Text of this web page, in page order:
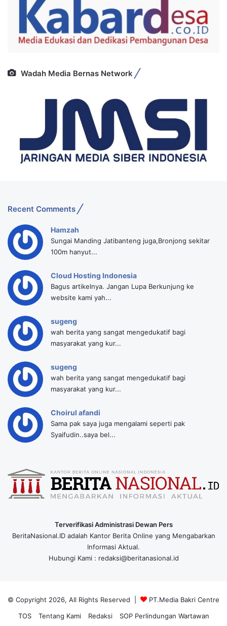
Wadah Media Bernas Network
Recent Comments
Hamzah
Sungai Manding Jatibanteng juga,Bronjong sekitar
100m hanyut...
Cloud Hosting Indonesia
Bagus artikelnya. Jangan Lupa Berkunjung ke
website kami yah...
sugeng
wah berita yang sangat mengedukatif bagi
masyarakat yang kur...
sugeng
wah berita yang sangat mengedukatif bagi
masyarakat yang kur...
Choirul afandi
Sama pak saya juga mengalami seperti pak
Syaifudin..saya bel...
Terverifikasi Administrasi Dewan Pers
BeritaNasional.ID adalah Kantor Berita Online yang Mengabarkan
Informasi Aktual.
Hubungi Kami : redaksi@beritanasional.id
© Copyright 2026, All Rights Reserved |
PT.Media Bakri Centre
TOS
Tentang Kami Redaksi SOP Perlindungan Wartawan